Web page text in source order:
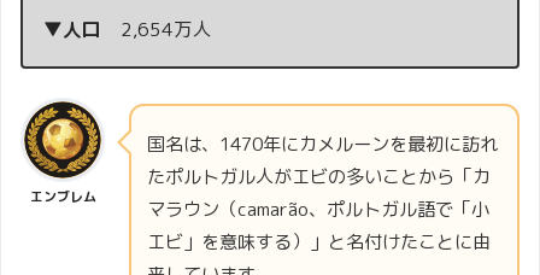
▼人口 2,654万人
エンブレム
国名は、1470年にカメルーンを最初に訪れ
たポルトガル人がエビの多いことから「カ
マラウン（camarão、ポルトガル語で「小
エビ」を意味する）」と名付けたことに由